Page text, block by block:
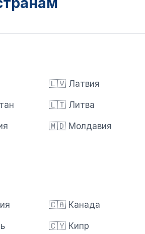
🇱🇻 Латвия
🇱🇹 Литва
🇲🇩 Молдавия
🇨🇦 Канада
🇨🇾 Кипр